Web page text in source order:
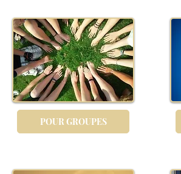
POUR GROUPES